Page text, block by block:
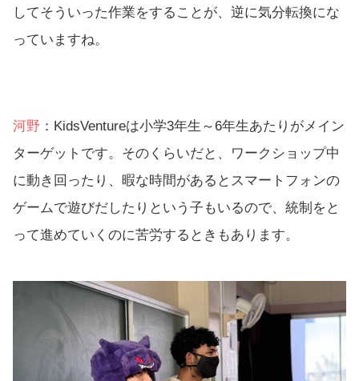
してそういった作業をすることが、逆に気分転換にな
っていますね。
河野 ：KidsVentureは小学3年生～6年生あたりがメイン
ターゲットです。そのくらいだと、ワークショップ中
に動き回ったり、暇な時間があるとスマートフォンの
ゲームで遊びだしたりという子もいるので、統制をと
って進めていくのに苦労するときもあります。